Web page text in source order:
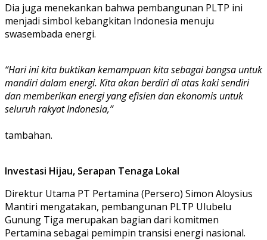
Dia juga menekankan bahwa pembangunan PLTP ini
menjadi simbol kebangkitan Indonesia menuju
swasembada energi.
“Hari ini kita buktikan kemampuan kita sebagai bangsa untuk
mandiri dalam energi. Kita akan berdiri di atas kaki sendiri
dan memberikan energi yang efisien dan ekonomis untuk
seluruh rakyat Indonesia,”
tambahan.
Investasi Hijau, Serapan Tenaga Lokal
Direktur Utama PT Pertamina (Persero) Simon Aloysius
Mantiri mengatakan, pembangunan PLTP Ulubelu
Gunung Tiga merupakan bagian dari komitmen
Pertamina sebagai pemimpin transisi energi nasional.